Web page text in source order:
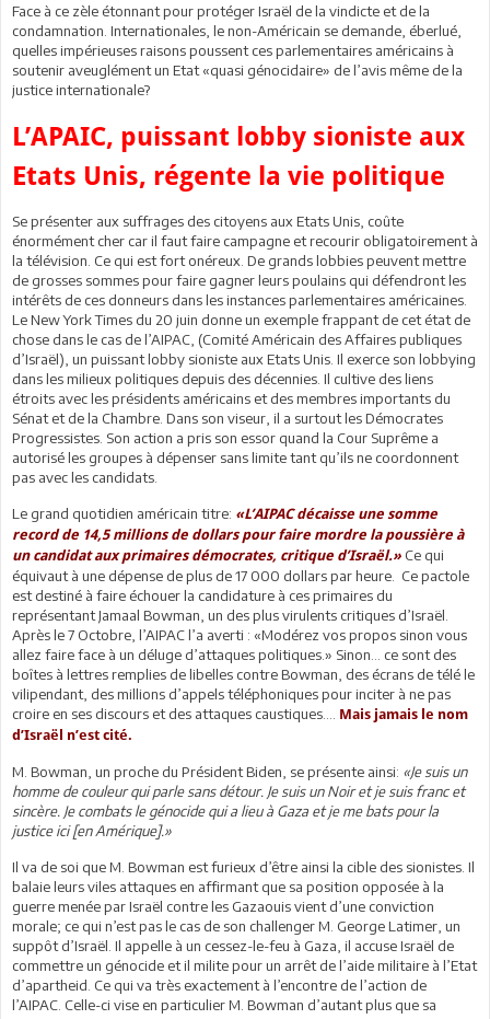
Face à ce zèle étonnant pour protéger Israël de la vindicte et de la
condamnation. Internationales, le non-Américain se demande, éberlué,
quelles impérieuses raisons poussent ces parlementaires américains à
soutenir aveuglément un Etat «quasi génocidaire» de l’avis même de la
justice internationale?
L’APAIC, puissant lobby sioniste aux
Etats Unis, régente la vie politique
Se présenter aux suffrages des citoyens aux Etats Unis, coûte
énormément cher car il faut faire campagne et recourir obligatoirement à
la télévision. Ce qui est fort onéreux. De grands lobbies peuvent mettre
de grosses sommes pour faire gagner leurs poulains qui défendront les
intérêts de ces donneurs dans les instances parlementaires américaines.
Le New York Times du 20 juin donne un exemple frappant de cet état de
chose dans le cas de l’AIPAC, (Comité Américain des Affaires publiques
d’Israël), un puissant lobby sioniste aux Etats Unis. Il exerce son lobbying
dans les milieux politiques depuis des décennies. Il cultive des liens
étroits avec les présidents américains et des membres importants du
Sénat et de la Chambre. Dans son viseur, il a surtout les Démocrates
Progressistes. Son action a pris son essor quand la Cour Suprême a
autorisé les groupes à dépenser sans limite tant qu’ils ne coordonnent
pas avec les candidats.
Le grand quotidien américain titre: «L’AIPAC décaisse une somme
record de 14,5 millions de dollars pour faire mordre la poussière à
un candidat aux primaires démocrates, critique d’Israël.» Ce qui
équivaut à une dépense de plus de 17 000 dollars par heure. Ce pactole
est destiné à faire échouer la candidature à ces primaires du
représentant Jamaal Bowman, un des plus virulents critiques d’Israël.
Après le 7 Octobre, l’AIPAC l’a averti : «Modérez vos propos sinon vous
allez faire face à un déluge d’attaques politiques.» Sinon… ce sont des
boîtes à lettres remplies de libelles contre Bowman, des écrans de télé le
vilipendant, des millions d’appels téléphoniques pour inciter à ne pas
croire en ses discours et des attaques caustiques…. Mais jamais le nom
d’Israël n’est cité.
M. Bowman, un proche du Président Biden, se présente ainsi: «Je suis un
homme de couleur qui parle sans détour. Je suis un Noir et je suis franc et
sincère. Je combats le génocide qui a lieu à Gaza et je me bats pour la
justice ici [en Amérique].»
Il va de soi que M. Bowman est furieux d’être ainsi la cible des sionistes. Il
balaie leurs viles attaques en affirmant que sa position opposée à la
guerre menée par Israël contre les Gazaouis vient d’une conviction
morale; ce qui n’est pas le cas de son challenger M. George Latimer, un
suppôt d’Israël. Il appelle à un cessez-le-feu à Gaza, il accuse Israël de
commettre un génocide et il milite pour un arrêt de l’aide militaire à l’Etat
d’apartheid. Ce qui va très exactement à l’encontre de l’action de
l’AIPAC. Celle-ci vise en particulier M. Bowman d’autant plus que sa